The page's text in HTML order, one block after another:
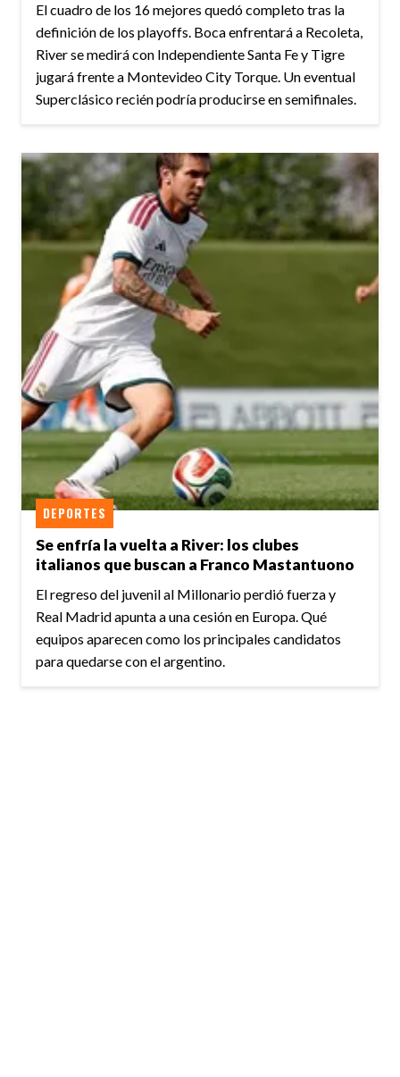
El cuadro de los 16 mejores quedó completo tras la
definición de los playoffs. Boca enfrentará a Recoleta,
River se medirá con Independiente Santa Fe y Tigre
jugará frente a Montevideo City Torque. Un eventual
Superclásico recién podría producirse en semifinales.
Se enfría la vuelta a River: los clubes
italianos que buscan a Franco Mastantuono
DEPORTES
El regreso del juvenil al Millonario perdió fuerza y
Real Madrid apunta a una cesión en Europa. Qué
equipos aparecen como los principales candidatos
para quedarse con el argentino.